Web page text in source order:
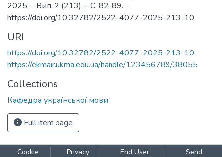
2025. - Вип. 2 (213). - С. 82-89. -
https://doi.org/10.32782/2522-4077-2025-213-10
URI
https://doi.org/10.32782/2522-4077-2025-213-10
https://ekmair.ukma.edu.ua/handle/123456789/38055
Collections
Кафедра української мови
Full item page
Cookie
Privacy
End User
Send